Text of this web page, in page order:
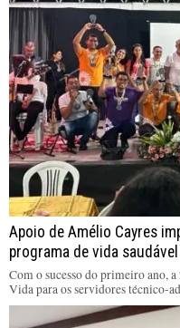
Apoio de Amélio Cayres
programa de vida
Com o sucesso do primeiro ano,
Vida para os servidores técnico-